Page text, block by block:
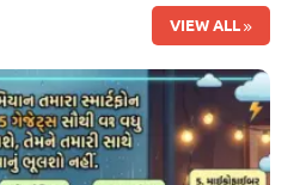
VIEW ALL